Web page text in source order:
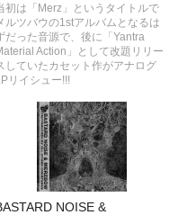
初は「Merz」というタイトルで
ルツバウの1stアルバムとなるは
だった音源で、後に「Yantra
Action」として改題リリー
していたカセット作がアナログ
リイシュー!!!
NOISE &